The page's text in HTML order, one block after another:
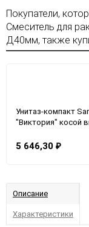
Покупатели,
Смеситель для
Д40мм, также
Унитаз-компакт
"Виктория" косой
5 646,30 ₽
Описание
Характеристики